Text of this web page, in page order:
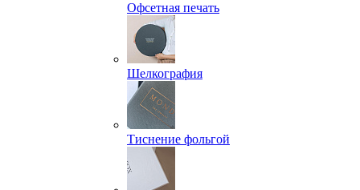
Офсетная печать
Шелкография
Тиснение фольгой